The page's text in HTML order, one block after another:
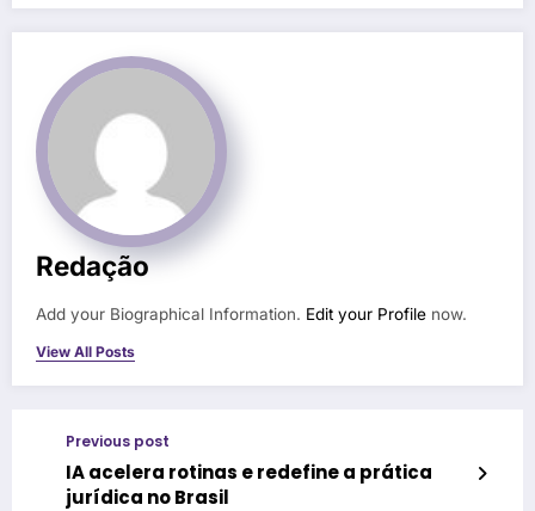
Redação
Add your Biographical Information. Edit your Profile now.
View All Posts
Previous post
IA acelera rotinas e redefine a prática
jurídica no Brasil